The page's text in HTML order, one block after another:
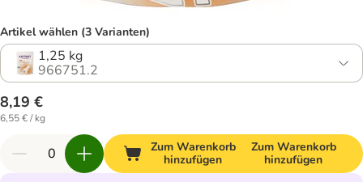
Artikel wählen (3 Varianten)
1,25 kg
966751.2
8,19 €
6,55 € / kg
Zum Warenkorb
hinzufügen
Zum Warenkorb
hinzufügen